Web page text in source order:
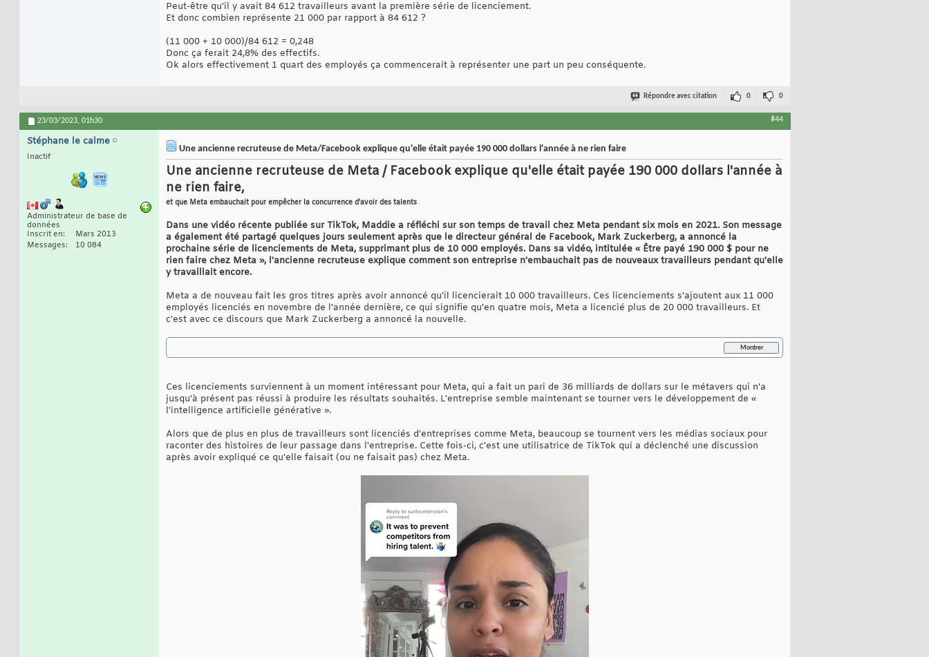
Peut-être qu'il y avait 84 612 travailleurs avant la première série de licenciement.
Et donc combien représente 21 000 par rapport à 84 612 ?
(11 000 + 10 000)/84 612 = 0,248
Donc ça ferait 24,8% des effectifs.
Ok alors effectivement 1 quart des employés ça commencerait à représenter une part un peu conséquente.
Répondre avec citation 0 0
23/03/2023, 01h30 #44
Stéphane le calme
Inactif
Administrateur de base de
données
Inscrit en
Mars 2013
Messages
10 084
Une ancienne recruteuse de Meta/Facebook explique qu'elle était payée 190 000 dollars l'année à ne rien faire
Une ancienne recruteuse de Meta / Facebook explique qu'elle était payée 190 000 dollars l'année à
ne rien faire,
et que Meta embauchait pour empêcher la concurrence d'avoir des talents
Dans une vidéo récente publiée sur TikTok, Maddie a réfléchi sur son temps de travail chez Meta pendant six mois en 2021. Son message
a également été partagé quelques jours seulement après que le directeur général de Facebook, Mark Zuckerberg, a annoncé la
prochaine série de licenciements de Meta, supprimant plus de 10 000 employés. Dans sa vidéo, intitulée « Être payé 190 000 $ pour ne
rien faire chez Meta », l'ancienne recruteuse explique comment son entreprise n'embauchait pas de nouveaux travailleurs pendant qu'elle
y travaillait encore.
Meta a de nouveau fait les gros titres après avoir annoncé qu'il licencierait 10 000 travailleurs. Ces licenciements s'ajoutent aux 11 000
employés licenciés en novembre de l'année dernière, ce qui signifie qu'en quatre mois, Meta a licencié plus de 20 000 travailleurs. Et
c'est avec ce discours que Mark Zuckerberg a annoncé la nouvelle.
Ces licenciements surviennent à un moment intéressant pour Meta, qui a fait un pari de 36 milliards de dollars sur le métavers qui n'a
jusqu'à présent pas réussi à produire les résultats souhaités. L'entreprise semble maintenant se tourner vers le développement de «
l'intelligence artificielle générative ».
Alors que de plus en plus de travailleurs sont licenciés d'entreprises comme Meta, beaucoup se tournent vers les médias sociaux pour
raconter des histoires de leur passage dans l'entreprise. Cette fois-ci, c'est une utilisatrice de TikTok qui a déclenché une discussion
après avoir expliqué ce qu'elle faisait (ou ne faisait pas) chez Meta.